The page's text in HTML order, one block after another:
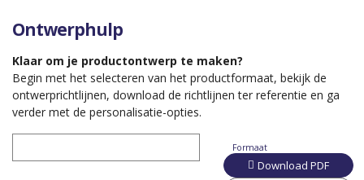
Ontwerphulp
Klaar om je productontwerp te maken?
Begin met het selecteren van het productformaat, bekijk de
ontwerprichtlijnen, download de richtlijnen ter referentie en ga
verder met de personalisatie-opties.
Formaat
Download PDF